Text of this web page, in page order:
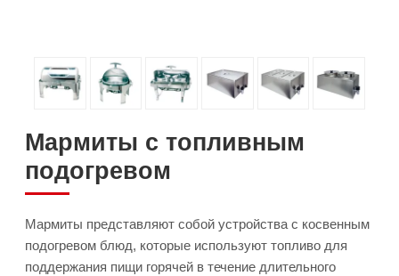
Мармиты с топливным
подогревом
Мармиты представляют собой устройства с косвенным
подогревом блюд, которые используют топливо для
поддержания пищи горячей в течение длительного